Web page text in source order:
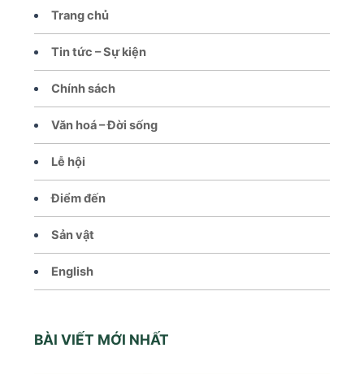
Trang chủ
Tin tức – Sự kiện
Chính sách
Văn hoá – Đời sống
Lễ hội
Điểm đến
Sản vật
English
BÀI VIẾT MỚI NHẤT